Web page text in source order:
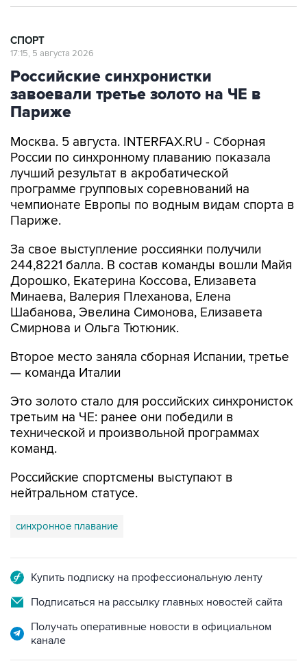
СПОРТ
17:15, 5 августа 2026
Российские синхронистки
завоевали третье золото на ЧЕ в
Париже
Москва. 5 августа. INTERFAX.RU - Сборная
России по синхронному плаванию показала
лучший результат в акробатической
программе групповых соревнований на
чемпионате Европы по водным видам спорта в
Париже.
За свое выступление россиянки получили
244,8221 балла. В состав команды вошли Майя
Дорошко, Екатерина Коссова, Елизавета
Минаева, Валерия Плеханова, Елена
Шабанова, Эвелина Симонова, Елизавета
Смирнова и Ольга Тютюник.
Второе место заняла сборная Испании, третье
— команда Италии
Это золото стало для российских синхронисток
третьим на ЧЕ: ранее они победили в
технической и произвольной программах
команд.
Российские спортсмены выступают в
нейтральном статусе.
синхронное плавание
Купить подписку на профессиональную ленту
Подписаться на рассылку главных новостей сайта
Получать оперативные новости в официальном
канале